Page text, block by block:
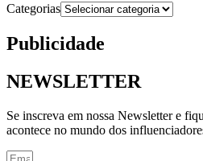
Categorias
Publicidade
NEWSLETTER
Se inscreva em nossa Newsletter e
acontece no mundo dos